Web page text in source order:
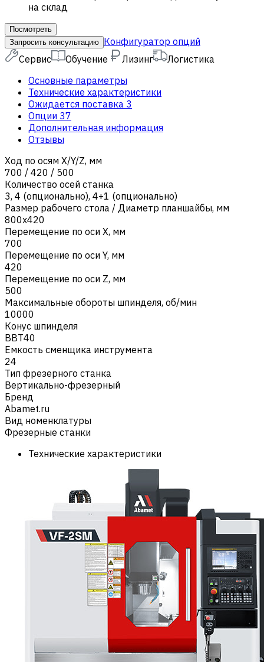
на склад
Посмотреть
Запросить консультацию Конфигуратор опций
Сервис
Обучение Лизинг
Логистика
Основные параметры
Технические характеристики
Ожидается поставка 3
Опции 37
Дополнительная информация
Отзывы
Ход по осям X/Y/Z, мм
700 / 420 / 500
Количество осей станка
3, 4 (опционально), 4+1 (опционально)
Размер рабочего стола / Диаметр планшайбы, мм
800х420
Перемещение по оси X, мм
700
Перемещение по оси Y, мм
420
Перемещение по оси Z, мм
500
Максимальные обороты шпинделя, об/мин
10000
Конус шпинделя
BBT40
Емкость сменщика инструмента
24
Тип фрезерного станка
Вертикально-фрезерный
Бренд
Abamet.ru
Вид номенклатуры
Фрезерные станки
Технические характеристики